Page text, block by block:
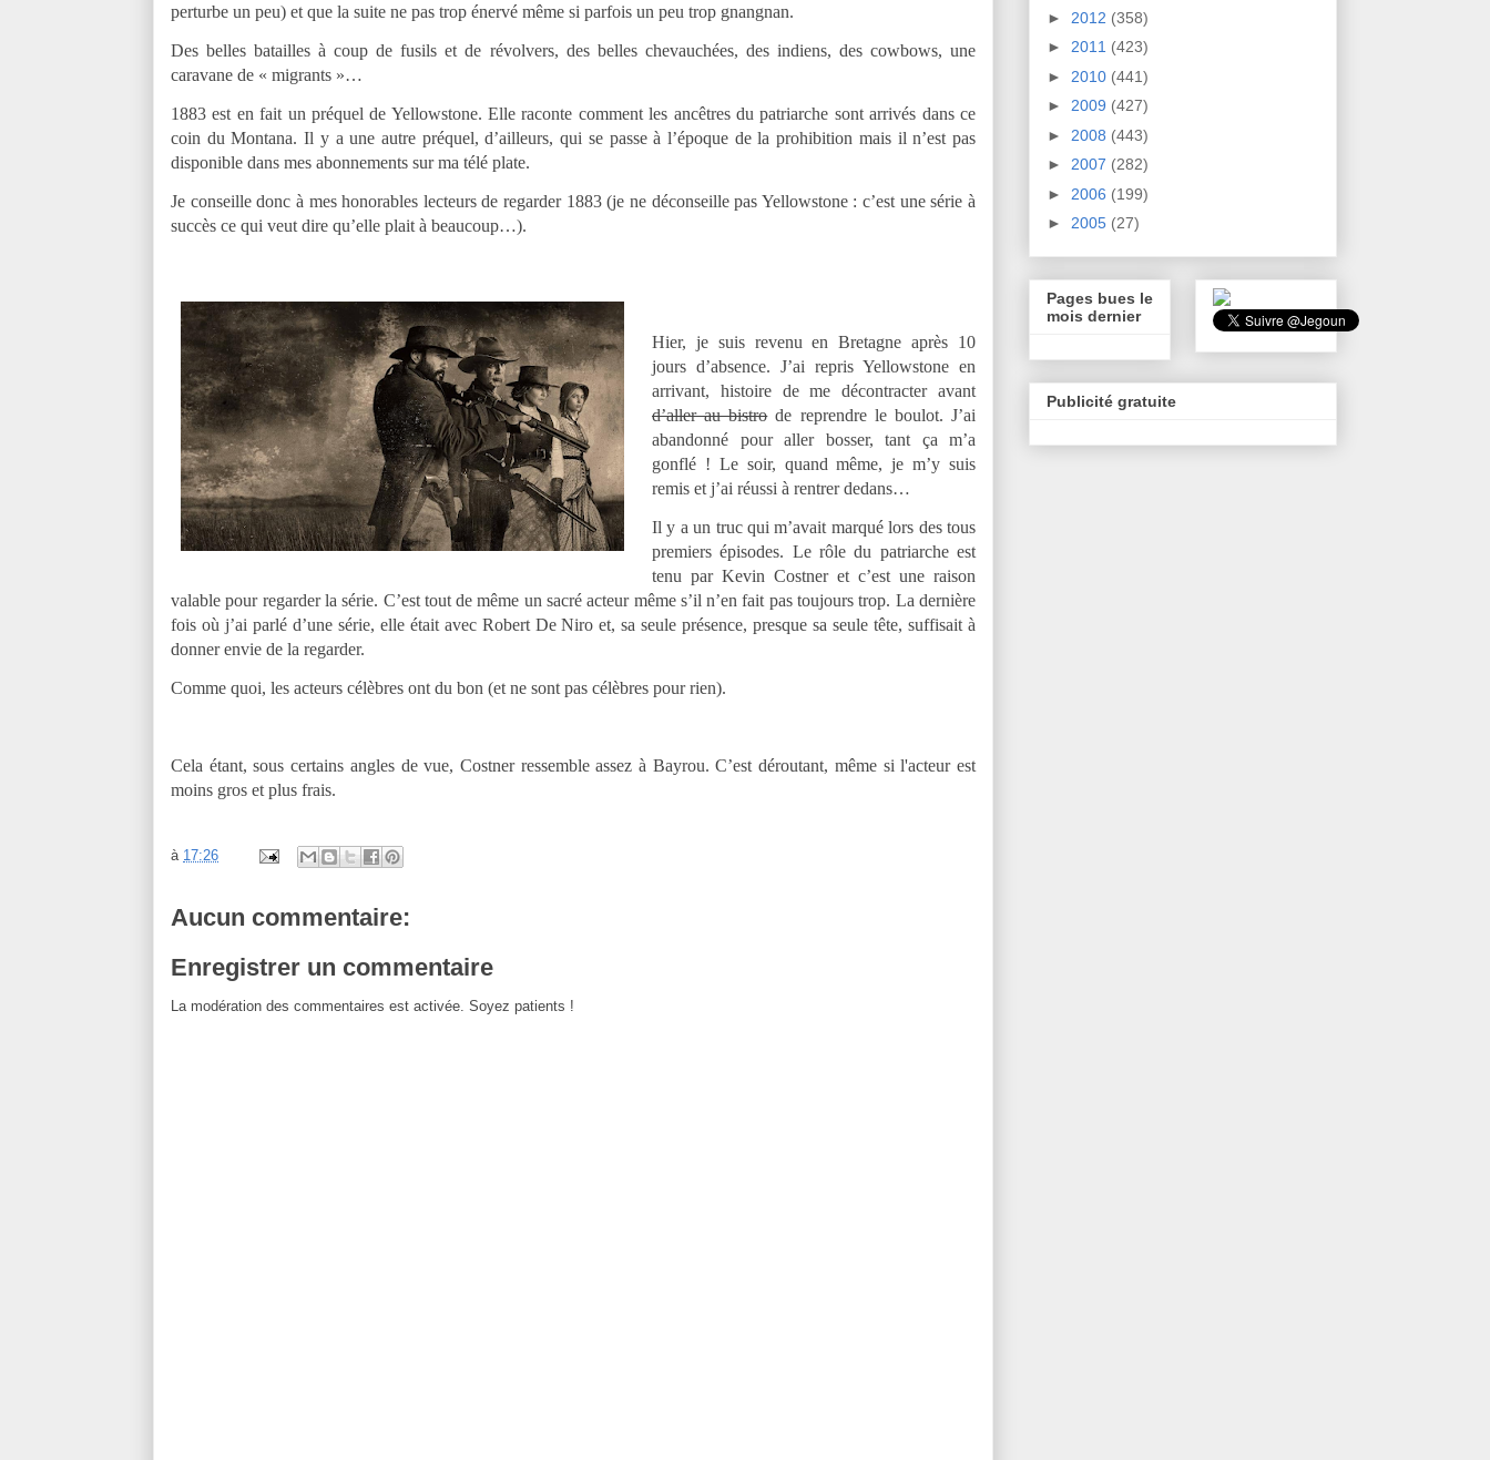
perturbe un peu) et que la suite ne pas trop énervé même si parfois un peu trop gnangnan.
Des belles batailles à coup de fusils et de révolvers, des belles chevauchées, des indiens, des cowbows, une
caravane de « migrants »…
1883 est en fait un préquel de Yellowstone. Elle raconte comment les ancêtres du patriarche sont arrivés dans ce
coin du Montana. Il y a une autre préquel, d’ailleurs, qui se passe à l’époque de la prohibition mais il n’est pas
disponible dans mes abonnements sur ma télé plate.
Je conseille donc à mes honorables lecteurs de regarder 1883 (je ne déconseille pas Yellowstone : c’est une série à
succès ce qui veut dire qu’elle plait à beaucoup…).
Hier, je suis revenu en Bretagne après 10
jours d’absence. J’ai repris Yellowstone en
arrivant, histoire de me décontracter avant
d’aller au bistrode reprendre le boulot. J’ai
abandonné pour aller bosser, tant ça m’a
gonflé ! Le soir, quand même, je m’y suis
remis et j’ai réussi à rentrer dedans…
Il y a un truc qui m’avait marqué lors des tous
premiers épisodes. Le rôle du patriarche est
tenu par Kevin Costner et c’est une raison
valable pour regarder la série. C’est tout de même un sacré acteur même s’il n’en fait pas toujours trop. La dernière
fois où j’ai parlé d’une série, elle était avec Robert De Niro et, sa seule présence, presque sa seule tête, suffisait à
donner envie de la regarder.
Comme quoi, les acteurs célèbres ont du bon (et ne sont pas célèbres pour rien).
Cela étant, sous certains angles de vue, Costner ressemble assez à Bayrou. C’est déroutant, même si l'acteur est
moins gros et plus frais.
à 17:26
Aucun commentaire:
Enregistrer un commentaire
La modération des commentaires est activée. Soyez patients !
► 2012 (358)
► 2011 (423)
► 2010 (441)
► 2009 (427)
► 2008 (443)
► 2007 (282)
► 2006 (199)
► 2005 (27)
Pages bues le
mois dernier
Publicité gratuite